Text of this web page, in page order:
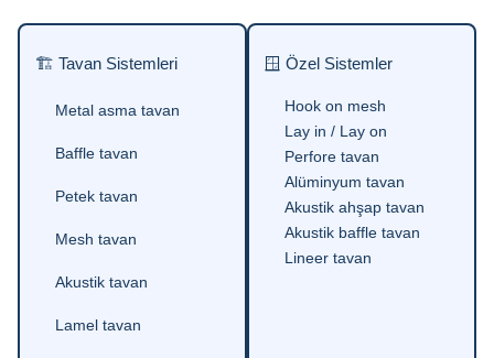
🏗 Tavan Sistemleri
Metal asma tavan
Baffle tavan
Petek tavan
Mesh tavan
Akustik tavan
Lamel tavan
🪟 Özel Sistemler
Hook on mesh
Lay in / Lay on
Perfore tavan
Alüminyum tavan
Akustik ahşap tavan
Akustik baffle tavan
Lineer tavan